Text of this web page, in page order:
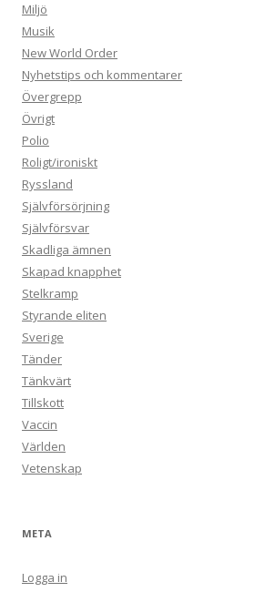
Miljö
Musik
New World Order
Nyhetstips och kommentarer
Övergrepp
Övrigt
Polio
Roligt/ironiskt
Ryssland
Självförsörjning
Självförsvar
Skadliga ämnen
Skapad knapphet
Stelkramp
Styrande eliten
Sverige
Tänder
Tänkvärt
Tillskott
Vaccin
Världen
Vetenskap
META
Logga in